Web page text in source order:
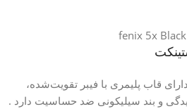
قاب پلیمری با فیبر تقویت‌شده،
و بند سیلیکونی ضد حساسیت دارد .